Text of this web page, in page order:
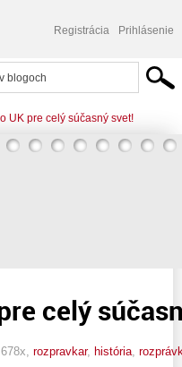
Registrácia Prihlásenie
UK pre celý súčasný svet!
celý
rozpravkar, história